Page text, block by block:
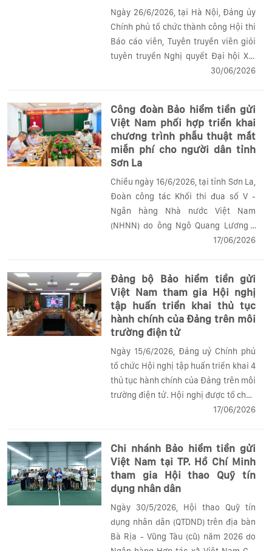
Ngày 26/6/2026, tại Hà Nội, Đảng ủy
Chính phủ tổ chức thành công Hội thi
Báo cáo viên, Tuyên truyền viên giỏi
tuyên truyền Nghị quyết Đại hội XIV
của Đảng và nghị quyết đại hội đảng
30/06/2026
Công đoàn Bảo hiểm tiền gửi
Việt Nam phối hợp triển khai
chương trình phẫu thuật mắt
miễn phí cho người dân tỉnh
Sơn La
Chiều ngày 16/6/2026, tại tỉnh Sơn La,
Đoàn công tác Khối thi đua số V -
Ngân hàng Nhà nước Việt Nam
(NHNN) do ông Ngô Quang Lương -
Thành viên Hội đồng quản trị, Chủ tịch
đua số V...
17/06/2026
Đảng bộ Bảo hiểm tiền gửi
Việt Nam tham gia Hội nghị
tập huấn triển khai thủ tục
hành chính của Đảng trên môi
trường điện tử
Ngày 15/6/2026, Đảng uỷ Chính phủ
tổ chức Hội nghị tập huấn triển khai 4
thủ tục hành chính của Đảng trên môi
trường điện tử. Hội nghị được tổ chức
theo hình thức trực tiếp tại điểm cầu
17/06/2026
Chi nhánh Bảo hiểm tiền gửi
Việt Nam tại TP. Hồ Chí Minh
tham gia Hội thao Quỹ tín
dụng nhân dân
Ngày 30/5/2026, Hội thao Quỹ tín
dụng nhân dân (QTDND) trên địa bàn
Bà Rịa - Vũng Tàu (cũ) năm 2026 do